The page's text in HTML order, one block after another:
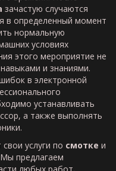
зачастую случаются
в определенный момент
нормальную
условиях
этого мероприятие не
и знаниями.
в электронной
устанавливать
а также выполнять
услуги по смотке и
предлагаем